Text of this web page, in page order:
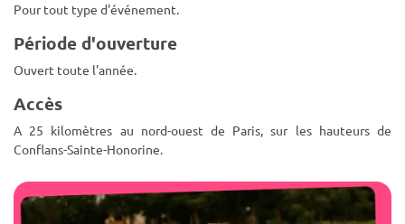
Pour tout type d'événement.
Période d'ouverture
Ouvert toute l'année.
Accès
A 25 kilomètres au nord-ouest de Paris, sur les hauteurs de
Conflans-Sainte-Honorine.